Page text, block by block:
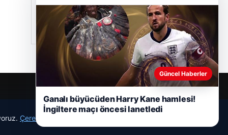
05/26/2026
Çerez Politikamız
Güncel Haberler
Ganalı büyücüden Harry Kane hamlesi!
İngiltere maçı öncesi lanetledi